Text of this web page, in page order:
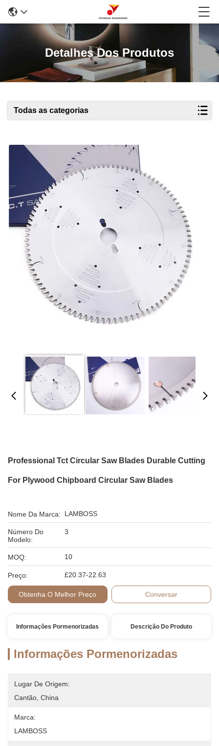
Detalhes Dos Produtos
Todas as categorias
Professional Tct Circular Saw Blades Durable Cutting
For Plywood Chipboard Circular Saw Blades
Nome Da Marca: LAMBOSS
Número Do
Modelo:
3
MOQ: 10
Preço: £20.37-22.63
Obtenha O Melhor Preço Conversar
Informações Pormenorizadas Descrição Do Produto
Informações Pormenorizadas
Lugar De Origem:
Cantão, China
Marca:
LAMBOSS